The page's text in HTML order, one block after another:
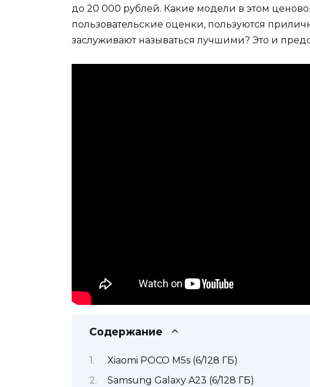
до 20 000 рублей. Какие модели в этом
пользовательские оценки, пользуются
заслуживают называться лучшими? Это и
Содержание
Xiaomi POCO M5s (6/128 ГБ)
Samsung Galaxy A23 (6/128 ГБ)